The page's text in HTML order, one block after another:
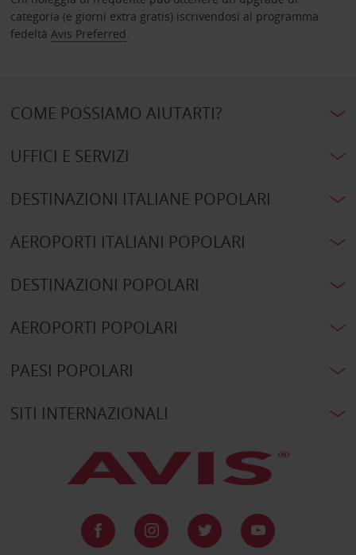
categoria (e giorni extra gratis) iscrivendosi al programma
fedeltà Avis Preferred.
COME POSSIAMO AIUTARTI?
UFFICI E SERVIZI
DESTINAZIONI ITALIANE POPOLARI
AEROPORTI ITALIANI POPOLARI
DESTINAZIONI POPOLARI
AEROPORTI POPOLARI
PAESI POPOLARI
SITI INTERNAZIONALI